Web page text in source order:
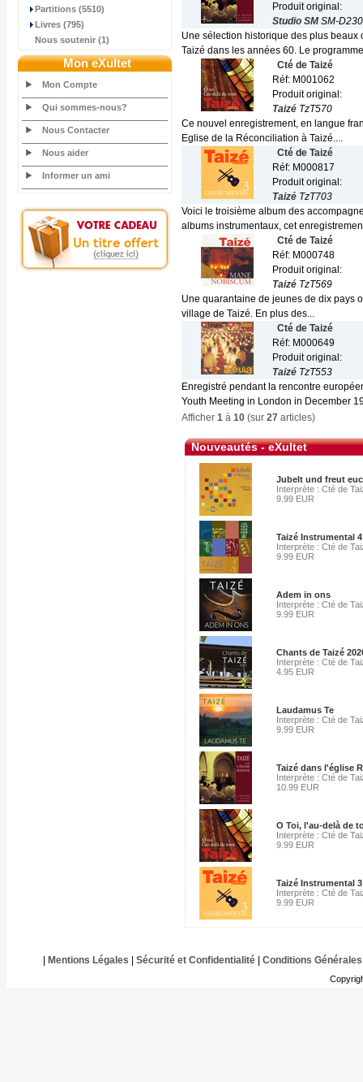
Partitions (5510)
Livres (795)
Nous soutenir (1)
Mon eXultet
Mon Compte
Qui sommes-nous?
Nous Contacter
Nous aider
Informer un ami
Produit original:
Studio SM SM-
Une sélection historique des plus
Taizé dans les années 60. Le
Cté de Taizé
Réf: M001062
Produit original:
Taizé TzT570
Ce nouvel enregistrement, en langue
Eglise de la Réconciliation à Taizé....
Cté de Taizé
Réf: M000817
Produit original:
Taizé TzT703
Voici le troisième album des
albums instrumentaux, cet
Cté de Taizé
Réf: M000748
Produit original:
Taizé TzT569
Une quarantaine de jeunes de dix pays
village de Taizé. En plus des...
Cté de Taizé
Réf: M000649
Produit original:
Taizé TzT553
Enregistré pendant la rencontre
Youth Meeting in London in December
Afficher 1 à 10 (sur 27 articles)
Nouveautés - eXultet
Jubelt und freut
Interprète : Cté de
9.99 EUR
Taizé Instrumental 4
Interprète : Cté de
9.99 EUR
Adem in ons
Interprète : Cté de
9.99 EUR
Chants de Taizé
Interprète : Cté de
4.95 EUR
Laudamus Te
Interprète : Cté de
9.99 EUR
Taizé dans l'église
Interprète : Cté de
10.99 EUR
O Toi, l'au-delà de
Interprète : Cté de
9.99 EUR
Taizé Instrumental 3
Interprète : Cté de
9.99 EUR
Mentions Légales Sécurité et Confidentialité| Conditions Générales